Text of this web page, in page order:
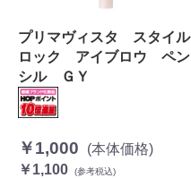
プリマヴィスタ スタイル
ロック アイブロウ ペン
シル ＧＹ
￥1,000
(本体価格)
￥1,100
(参考税込)